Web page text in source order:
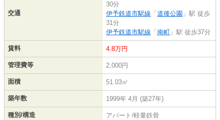
交通
30分
伊予鉄道市駅線 「 道後公園 」駅 徒歩
31分
伊予鉄道市駅線 「 南町 」駅 徒歩37分
賃料 4.8万円
管理費等 2,000円
面積 51.03㎡
築年数 1999年 4月 (築27年)
種別/構造 アパート/軽量鉄骨